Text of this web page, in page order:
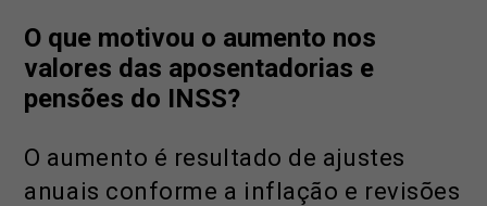
O que motivou o aumento nos
valores das aposentadorias e
pensões do INSS?
O aumento é resultado de ajustes
anuais conforme a inflação e revisões